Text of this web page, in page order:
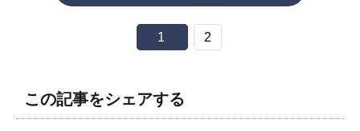
1 2
この記事をシェアする